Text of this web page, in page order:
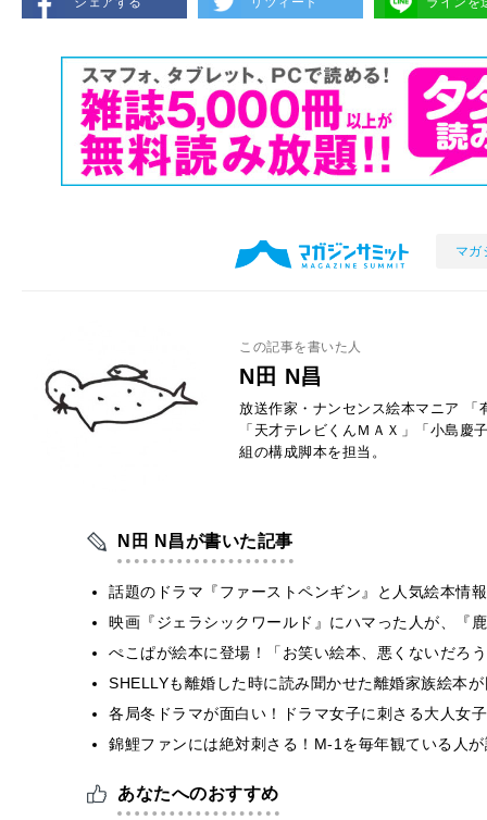
マガ
この記事を書いた人
N田 N昌
放送作家・ナンセンス絵本マニア 「
「天才テレビくんＭＡＸ」「小島
組の構成脚本を担当。
N田 N昌が書いた記事
話題のドラマ『ファーストペンギン』と人気絵本情
映画『ジェラシックワールド』にハマった人が、『
ぺこぱが絵本に登場！「お笑い絵本、悪くないだろ
SHELLYも離婚した時に読み聞かせた離婚家族絵本
各局冬ドラマが面白い！ドラマ女子に刺さる大人女
錦鯉ファンには絶対刺さる！M-1を毎年観ている人
あなたへのおすすめ